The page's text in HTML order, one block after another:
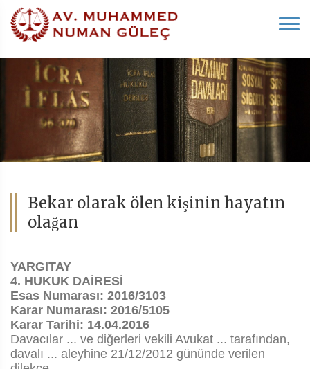
Bekar olarak ölen kişinin hayatın
olağan
YARGITAY
4. HUKUK DAİRESİ
Esas Numarası: 2016/3103
Karar Numarası: 2016/5105
Karar Tarihi: 14.04.2016
Davacılar ... ve diğerleri vekili Avukat ... tarafından,
davalı ... aleyhine 21/12/2012 gününde verilen